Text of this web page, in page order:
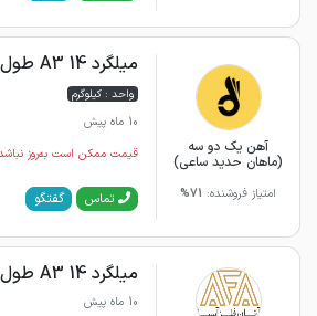
آهن یک دو سه
(ماهان حدید ساعی)
امتیاز فروشنده: 71%
میلگرد 14 A3 طول 12 ظفر بناب
واحد : کیلوگرم
10 ماه پیش
قیمت ممکن است به‌روز
تماس گفتگو
میلگرد 14 A3 طول 12 ظفر بناب
10 ماه پیش